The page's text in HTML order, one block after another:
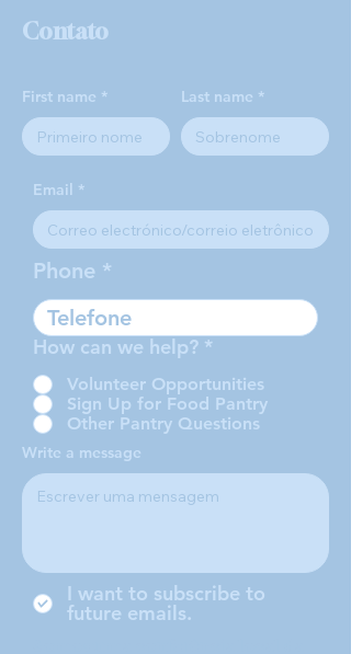
Contato
First name Last name
Email
Phone
How can we help? *
Volunteer Opportunities
Sign Up for Food Pantry
Other Pantry Questions
Write a message
I want to subscribe to
future emails.